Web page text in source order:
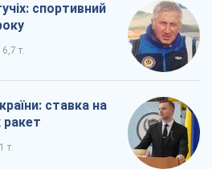
спортивний
6,7 т.
ставка на
ракет
т.